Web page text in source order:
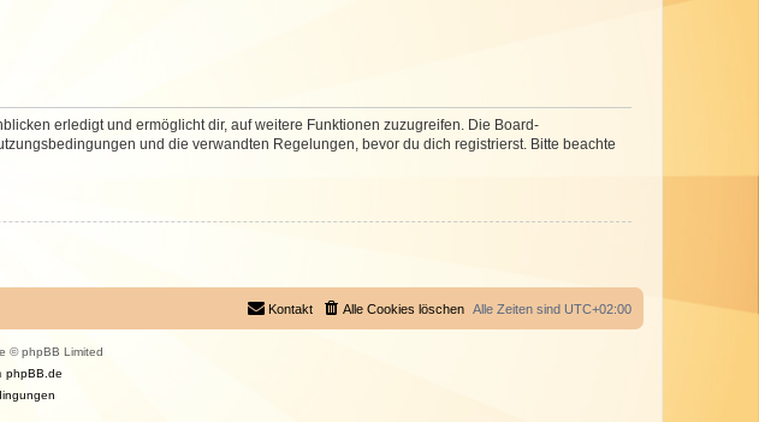
erledigt und ermöglicht dir, auf weitere Funktionen zuzugreifen. Die Board-
und die verwandten Regelungen, bevor du dich registrierst. Bitte beachte
Alle Zeiten sind UTC+02:00
Alle Cookies löschen
Kontakt
© phpBB Limited
phpBB.de